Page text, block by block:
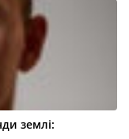
землі: